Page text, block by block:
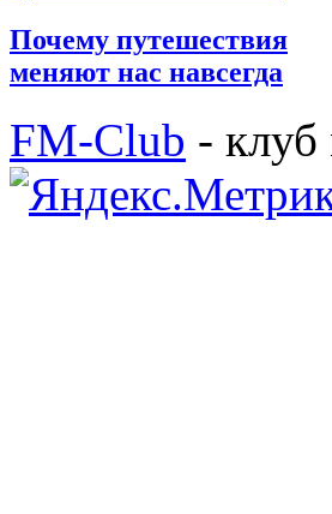
Почему путешествия
меняют нас навсегда
FM-Club - клуб